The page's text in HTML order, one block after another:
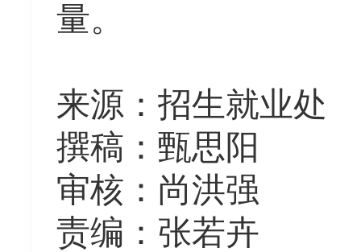
量。
来源： 招生就业处
撰稿： 甄思阳
审核： 尚洪强
责编：张若卉